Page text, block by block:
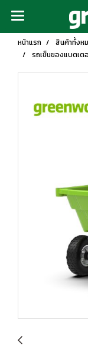
หน้าแรก สินค้าทั้งห
รถเข็นของแบตเต